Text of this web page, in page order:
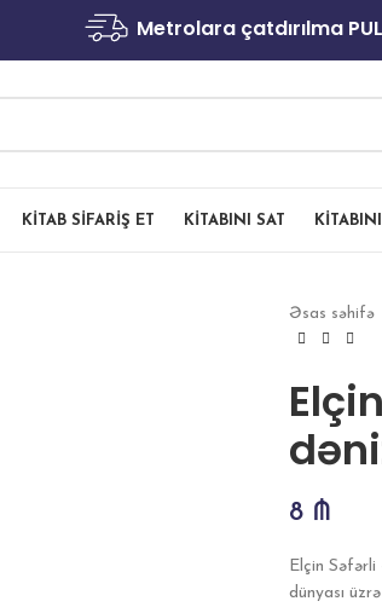
Metrolara çatdırılma
KITAB SIFARIŞ ET KITABINI SAT
Əsas səhifə
8 ₼
Elçin Səfərli
dünyası